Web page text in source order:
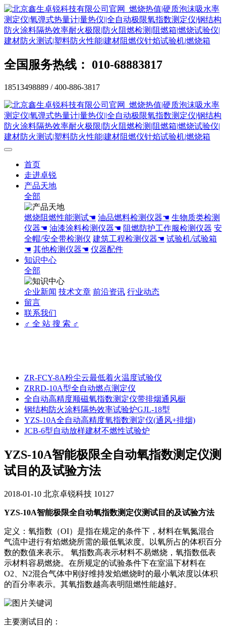
全国服务热线： 010-68883817
18513498889 / 400-886-3817
首页
走进卓锐
产品天地
全部
燃烧阻燃性能测试☚ 油品燃料检测仪器☚ 生物质类检测
仪器☚ 油漆涂料检测仪器☚ 阻燃防护工作服检测仪器 安
全帽/安全带检测仪 建筑工程检测仪器☚ 试验机/试验箱
☚ 其他检测仪器☚ 仪器配件
知识中心
全部
企业新闻 技术文章 前沿资讯 行业动态
留言
联系我们
♂ 全 站 搜 索 ♂
ZR-FCY-8A粉尘云最低着火温度试验仪
ZRRD-10A型全自动燃点测定仪
全自动高精度顺磁氧指数测定仪带排烟通风橱
钢结构防火涂料隔热效率试验炉GJL-18型
YZS-10A全自动高精度氧指数测定仪(通风+排烟)
JCB-6型自动放样建材不燃性试验炉
YZS-10A智能极限全自动氧指数测定仪测
试目的及试验方法
2018-01-10 北京卓锐科技 10127
YZS-10A智能极限全自动氧指数测定仪测试目的及试验方法
定义：氧指数（OI）是指在规定的条件下，材料在氧氮混合
气流中进行有焰燃烧所需的最低氧浓度。以氧所占的体积百分
数的数值来表示。 氧指数高表示材料不易燃烧，氧指数低表
示材料容易燃烧。在所规定的试验条件下在室温下材料在
O2、N2混合气体中刚好维持发焰燃烧时的最小氧浓度以体积
的百分率表示。其氧指数越高表明阻燃性能越好。
主要测试目的：